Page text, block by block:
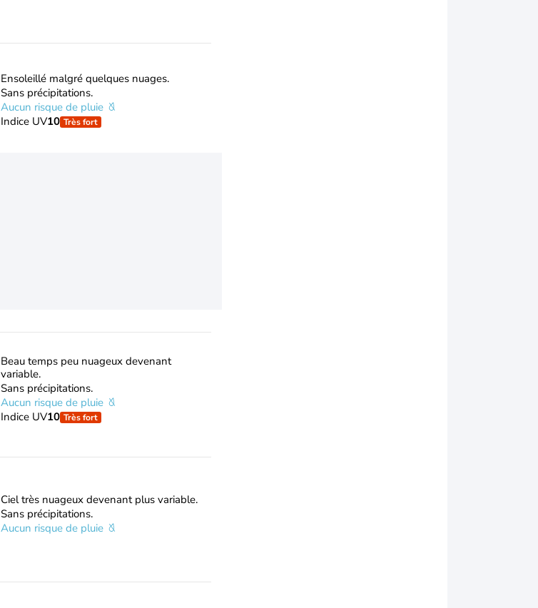
Ensoleillé malgré quelques nuages.
Sans précipitations.
Aucun risque de pluie
Indice UV10 Très fort
Beau temps peu nuageux devenant
variable.
Sans précipitations.
Aucun risque de pluie
Indice UV10 Très fort
Ciel très nuageux devenant plus variable.
Sans précipitations.
Aucun risque de pluie